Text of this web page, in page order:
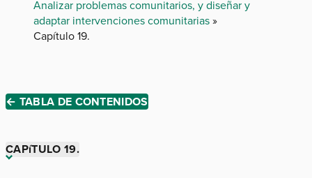
Analizar problemas comunitarios, y diseñar y
adaptar intervenciones comunitarias
Capítulo 19.
← TABLA DE CONTENIDOS
CAPíTULO 19.